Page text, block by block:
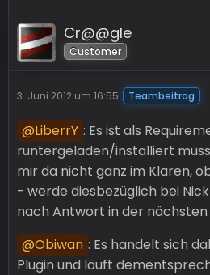
Cr@@gle
Customer
3. Juni 2012 um 16:55 Teambeitrag
LiberrY : Es ist als
runtergeladen/installiert
mir da nicht ganz im Klaren,
- werde diesbezüglich bei
nach Antwort in der
Obiwan : Es handelt sich
Plugin und läuft